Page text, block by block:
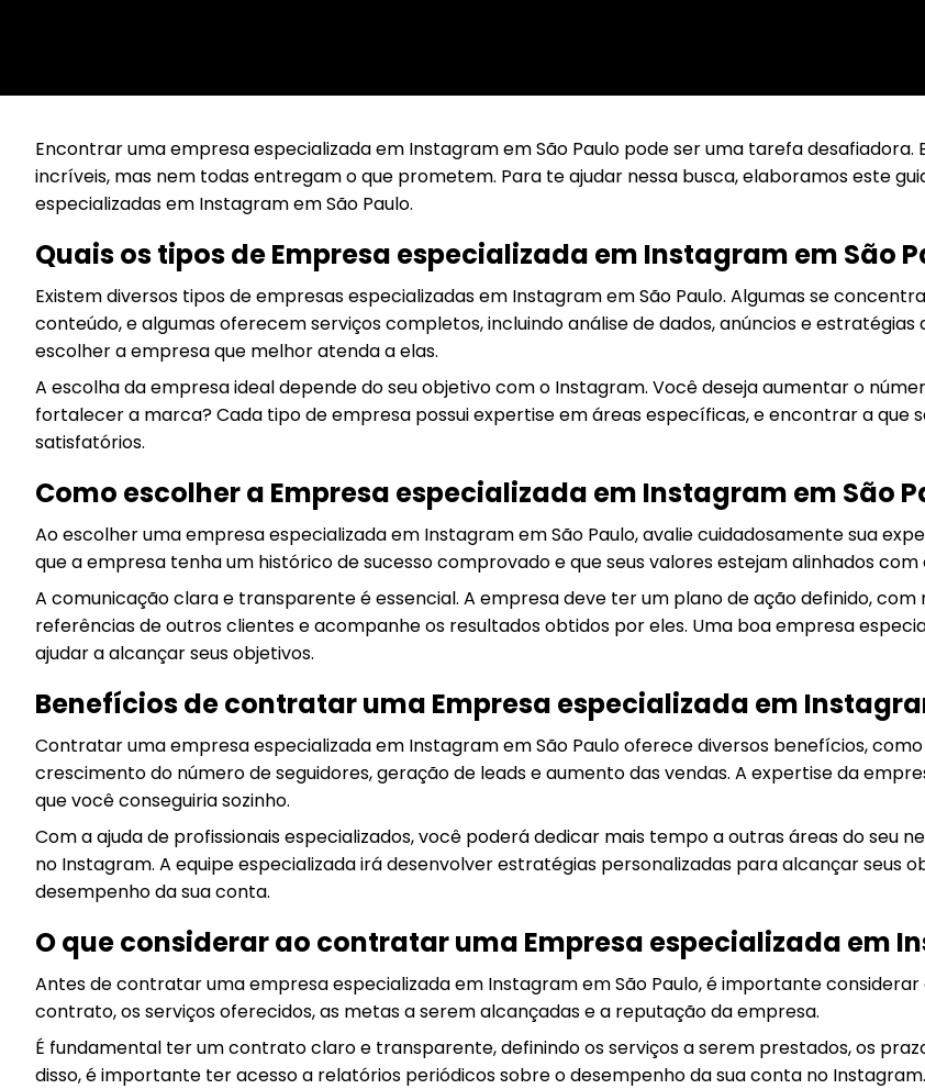
Encontrar uma empresa especializada em Instagram em São Paulo pode ser uma tarefa
incríveis, mas nem todas entregam o que prometem. Para te ajudar nessa busca, elaboramos este
especializadas em Instagram em São Paulo.
Quais os tipos de Empresa especializada em Instagram em São
Existem diversos tipos de empresas especializadas em Instagram em São Paulo. Algumas se
conteúdo, e algumas oferecem serviços completos, incluindo análise de dados, anúncios e
escolher a empresa que melhor atenda a elas.
A escolha da empresa ideal depende do seu objetivo com o Instagram. Você deseja aumentar o
fortalecer a marca? Cada tipo de empresa possui expertise em áreas específicas, e encontrar a que
satisfatórios.
Como escolher a Empresa especializada em Instagram em São
Ao escolher uma empresa especializada em Instagram em São Paulo, avalie cuidadosamente sua
que a empresa tenha um histórico de sucesso comprovado e que seus valores estejam alinhados com
A comunicação clara e transparente é essencial. A empresa deve ter um plano de ação definido, com
referências de outros clientes e acompanhe os resultados obtidos por eles. Uma boa empresa
ajudar a alcançar seus objetivos.
Benefícios de contratar uma Empresa especializada em
Contratar uma empresa especializada em Instagram em São Paulo oferece diversos benefícios,
crescimento do número de seguidores, geração de leads e aumento das vendas. A expertise da
que você conseguiria sozinho.
Com a ajuda de profissionais especializados, você poderá dedicar mais tempo a outras áreas do seu
no Instagram. A equipe especializada irá desenvolver estratégias personalizadas para alcançar seus
desempenho da sua conta.
O que considerar ao contratar uma Empresa especializada em
Antes de contratar uma empresa especializada em Instagram em São Paulo, é importante
contrato, os serviços oferecidos, as metas a serem alcançadas e a reputação da empresa.
É fundamental ter um contrato claro e transparente, definindo os serviços a serem prestados, os
disso, é importante ter acesso a relatórios periódicos sobre o desempenho da sua conta no Instagram.